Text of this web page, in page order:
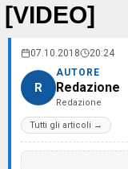
[VIDEO]
07.10.2018 20:24
R
AUTORE
Redazione
Redazione
Tutti gli articoli →